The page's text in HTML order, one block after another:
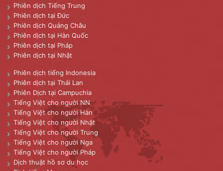
Phiên dịch Tiếng Trung
Phiên dịch tại Đức
Phiên dịch Quảng Châu
Phiên dịch tại Hàn Quốc
Phiên dịch tại Pháp
Phiên dịch tại Nhật
Phiên dịch tiếng Indonesia
Phiên dịch tại Thái Lan
Phiên Dịch tại Campuchia
Tiếng Việt cho người NN
Tiếng Việt cho người Hàn
Tiếng Việt cho người Nhật
Tiếng Việt cho người Trung
Tiếng Việt cho người Nga
Tiếng Việt cho người Pháp
Dịch thuật hồ sơ du học